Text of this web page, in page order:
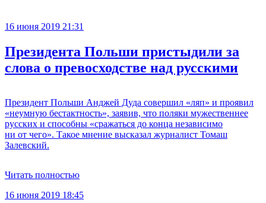
16 июня 2019 21:31
Президента Польши пристыдили за
слова о превосходстве над русскими
Президент Польши Анджей Дуда совершил «ляп» и проявил
«неумную бестактность», заявив, что поляки мужественнее
русских и способны «сражаться до конца независимо
ни от чего». Такое мнение высказал журналист Томаш
Залевский.
Читать полностью
16 июня 2019 18:45